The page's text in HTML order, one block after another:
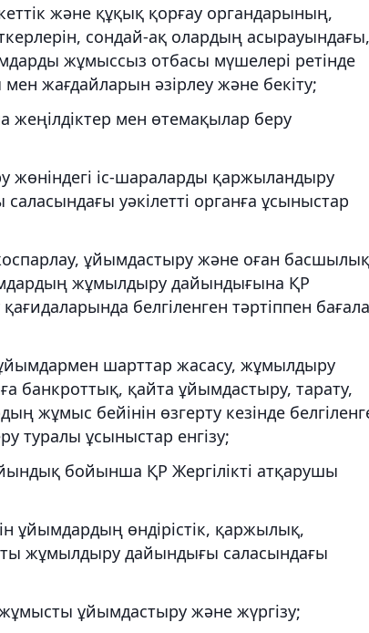
және құқық қорғау органдарының,
сондай-ақ олардың асырауындағы,
жұмыссыз отбасы мүшелері ретінде
жағдайларын әзірлеу және бекіту;
жеңілдіктер мен өтемақылар беру
іс-шараларды қаржыландыру
уәкілетті органға ұсыныстар
ұйымдастыру және оған басшылық
жұмылдыру дайындығына ҚР
белгіленген тәртіппен
шарттар жасасу, жұмылдыру
банкроттық, қайта ұйымдастыру, тарату,
жұмыс бейінін өзгерту кезінде
туралы ұсыныстар енгізу;
бойынша ҚР Жергілікті атқарушы
ұйымдардың өндірістік, қаржылық,
жұмылдыру дайындығы саласындағы
жұмысты ұйымдастыру және жүргізу;